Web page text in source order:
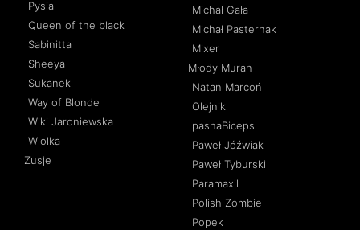
Pysia
Queen of the black
Sabinitta
Sheeya
Sukanek
Way of Blonde
Wiki Jaroniewska
Wiolka
Zusje
Michał Gała
Michał Pasternak
Mixer
Młody Muran
Natan Marcoń
Olejnik
pashaBiceps
Paweł Jóźwiak
Paweł Tyburski
Paramaxil
Polish Zombie
Popek